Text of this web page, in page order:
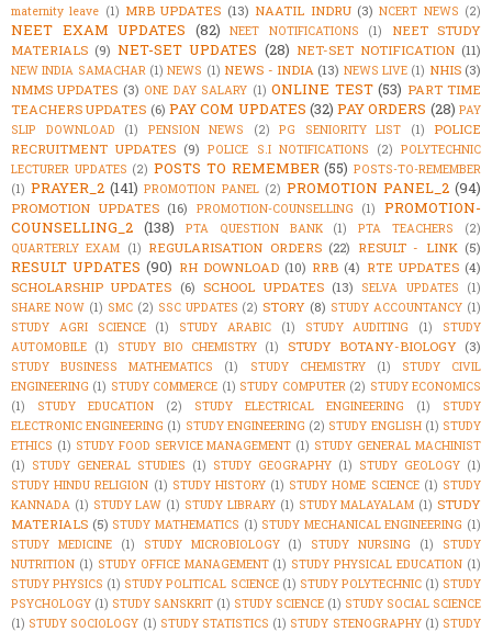
maternity leave (1) MRB UPDATES (13) NAATIL INDRU (3) NCERT NEWS (2)
NEET EXAM UPDATES (82) NEET NOTIFICATIONS (1)
NEET STUDY
MATERIALS (9) NET-SET UPDATES (28) NET-SET NOTIFICATION (11)
NEW INDIA SAMACHAR (1) NEWS (1) NEWS - INDIA (13) NEWS LIVE (1) NHIS (3)
NMMS UPDATES (3) ONE DAY SALARY (1) ONLINE TEST (53) PART TIME
TEACHERS UPDATES (6) PAY COM UPDATES (32) PAY ORDERS (28) PAY
SLIP DOWNLOAD
(1) PENSION NEWS (2) PG SENIORITY LIST (1)
POLICE
RECRUITMENT UPDATES (9) POLICE S.I NOTIFICATIONS (2) POLYTECHNIC
LECTURER UPDATES (2) POSTS TO REMEMBER (55) POSTS-TO-REMEMBER
(1) PRAYER_2 (141) PROMOTION PANEL (2) PROMOTION PANEL_2 (94)
PROMOTION UPDATES (16) PROMOTION-COUNSELLING (1)
PROMOTION-
COUNSELLING_2 (138) PTA QUESTION BANK (1) PTA TEACHERS
(2)
QUARTERLY EXAM (1) REGULARISATION ORDERS (22) RESULT - LINK (5)
RESULT UPDATES (90) RH DOWNLOAD (10) RRB (4) RTE UPDATES (4)
SCHOLARSHIP UPDATES (6) SCHOOL UPDATES (13) SELVA UPDATES
(1)
SHARE NOW (1) SMC (2) SSC UPDATES (2) STORY (8) STUDY ACCOUNTANCY (1)
STUDY AGRI SCIENCE
(1) STUDY ARABIC (1) STUDY AUDITING (1)
STUDY
AUTOMOBILE (1) STUDY BIO CHEMISTRY (1) STUDY BOTANY-BIOLOGY (3)
STUDY BUSINESS MATHEMATICS (1) STUDY CHEMISTRY (1)
STUDY CIVIL
ENGINEERING (1) STUDY COMMERCE (1) STUDY COMPUTER (2) STUDY ECONOMICS
(1)
STUDY EDUCATION (2) STUDY ELECTRICAL ENGINEERING (1)
STUDY
ELECTRONIC ENGINEERING (1) STUDY ENGINEERING (2) STUDY ENGLISH (1) STUDY
ETHICS (1) STUDY FOOD SERVICE MANAGEMENT (1) STUDY GENERAL MACHINIST
(1) STUDY GENERAL STUDIES (1) STUDY GEOGRAPHY (1) STUDY GEOLOGY (1)
STUDY HINDU RELIGION (1) STUDY HISTORY (1) STUDY HOME SCIENCE (1) STUDY
KANNADA (1) STUDY LAW (1) STUDY LIBRARY (1) STUDY MALAYALAM (1) STUDY
MATERIALS (5) STUDY MATHEMATICS (1) STUDY MECHANICAL ENGINEERING (1)
STUDY MEDICINE
(1) STUDY MICROBIOLOGY (1) STUDY NURSING (1)
STUDY
NUTRITION (1) STUDY OFFICE MANAGEMENT (1) STUDY PHYSICAL EDUCATION (1)
STUDY PHYSICS (1) STUDY POLITICAL SCIENCE (1) STUDY POLYTECHNIC (1) STUDY
PSYCHOLOGY (1) STUDY SANSKRIT (1) STUDY SCIENCE (1) STUDY SOCIAL SCIENCE
(1) STUDY SOCIOLOGY (1) STUDY STATISTICS (1) STUDY STENOGRAPHY (1) STUDY